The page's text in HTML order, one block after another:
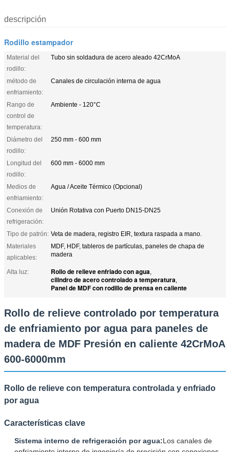
descripción
Rodillo estampador
Material del
rodillo:
Tubo sin soldadura de acero aleado 42CrMoA
método de
enfriamiento:
Canales de circulación interna de agua
Rango de
control de
temperatura:
Ambiente - 120°C
Diámetro del
rodillo:
250 mm - 600 mm
Longitud del
rodillo:
600 mm - 6000 mm
Medios de
enfriamiento:
Agua / Aceite Térmico (Opcional)
Conexión de
refrigeración:
Unión Rotativa con Puerto DN15-DN25
Tipo de patrón: Veta de madera, registro EIR, textura raspada a mano.
Materiales
aplicables:
MDF, HDF, tableros de partículas, paneles de chapa de
madera
Alta luz: Rollo de relieve enfriado con agua,
cilindro de acero controlado a temperatura,
Panel de MDF con rodillo de prensa en caliente
Rollo de relieve controlado por temperatura
de enfriamiento por agua para paneles de
madera de MDF Presión en caliente 42CrMoA
600-6000mm
Rollo de relieve con temperatura controlada y enfriado
por agua
Características clave
Sistema interno de refrigeración por agua:Los canales de